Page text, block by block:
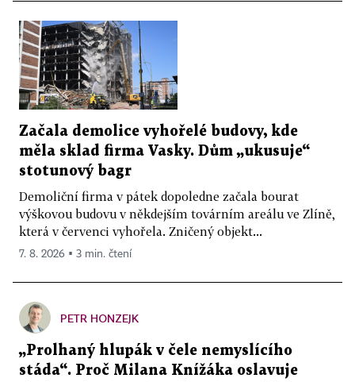
Začala demolice vyhořelé budovy, kde
měla sklad firma Vasky. Dům „ukusuje“
stotunový bagr
Demoliční firma v pátek dopoledne začala bourat
výškovou budovu v někdejším továrním areálu ve Zlíně,
která v červenci vyhořela. Zničený objekt...
7. 8. 2026 ▪ 3 min. čtení
PETR HONZEJK
„Prolhaný hlupák v čele nemyslícího
stáda“. Proč Milana Knížáka oslavuje